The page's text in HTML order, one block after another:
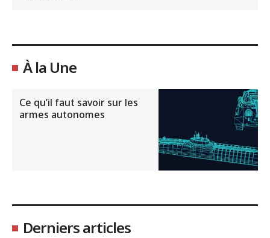
À la Une
Ce qu’il faut savoir sur les
armes autonomes
Derniers articles